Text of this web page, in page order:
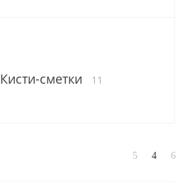
Кисти-сметки 11